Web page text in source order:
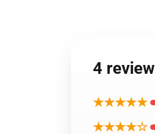
4
★★★★★
★★★★☆